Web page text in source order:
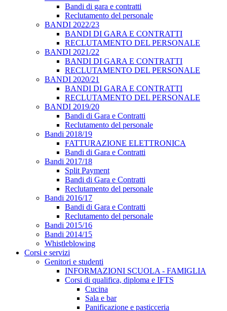
Bandi di gara e contratti
Reclutamento del personale
BANDI 2022/23
BANDI DI GARA E CONTRATTI
RECLUTAMENTO DEL PERSONALE
BANDI 2021/22
BANDI DI GARA E CONTRATTI
RECLUTAMENTO DEL PERSONALE
BANDI 2020/21
BANDI DI GARA E CONTRATTI
RECLUTAMENTO DEL PERSONALE
BANDI 2019/20
Bandi di Gara e Contratti
Reclutamento del personale
Bandi 2018/19
FATTURAZIONE ELETTRONICA
Bandi di Gara e Contratti
Bandi 2017/18
Split Payment
Bandi di Gara e Contratti
Reclutamento del personale
Bandi 2016/17
Bandi di Gara e Contratti
Reclutamento del personale
Bandi 2015/16
Bandi 2014/15
Whistleblowing
Corsi e servizi
Genitori e studenti
INFORMAZIONI SCUOLA - FAMIGLIA
Corsi di qualifica, diploma e IFTS
Cucina
Sala e bar
Panificazione e pasticceria